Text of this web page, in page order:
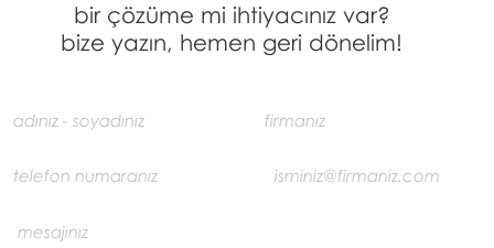
bir çözüme mi ihtiyacınız var?
bize yazın, hemen geri dönelim!